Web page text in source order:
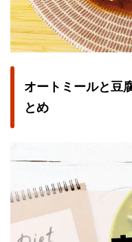
オートミールと豆
とめ